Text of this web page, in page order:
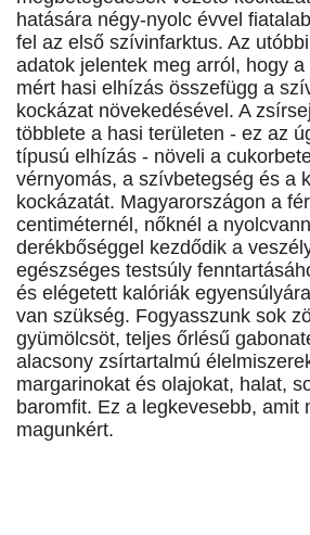
hatására négy-nyolc évvel
fel az első szívinfarktus. Az
adatok jelentek meg arról, hogy a
mért hasi elhízás összefügg a
kockázat növekedésével. A
többlete a hasi területen - ez az
típusú elhízás - növeli a
vérnyomás, a szívbetegség és a
kockázatát. Magyarországon a
centiméternél, nőknél a
derékbőséggel kezdődik a
egészséges testsúly
és elégetett kalóriák
van szükség. Fogyasszunk sok
gyümölcsöt, teljes őrlésű
alacsony zsírtartalmú
margarinokat és olajokat, halat,
baromfit. Ez a legkevesebb, amit
magunkért.